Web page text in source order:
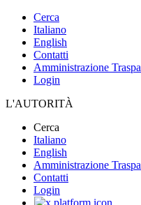
Cerca
Italiano
English
Contatti
Amministrazione
Login
L'AUTORITÀ
Cerca
Italiano
English
Amministrazione
Contatti
Login